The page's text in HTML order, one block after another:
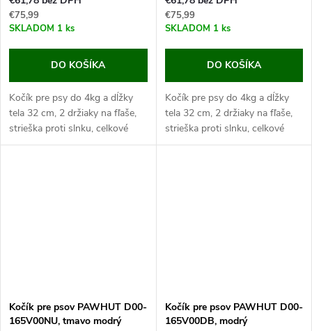
€75,99
SKLADOM 1 ks
DO KOŠÍKA
Kočík pre psy do 4kg a dĺžky
tela 32 cm, 2 držiaky na fľaše,
strieška proti slnku, celkové
rozmery 67x45x96 cm.
€75,99
SKLADOM 1 ks
DO KOŠÍKA
Kočík pre psy do 4kg a dĺžky
tela 32 cm, 2 držiaky na fľaše,
strieška proti slnku, celkové
rozmery 67x45x96 cm.
Kočík pre psov PAWHUT D00-
165V00NU, tmavo modrý
Kočík pre psov PAWHUT D00-
165V00DB, modrý